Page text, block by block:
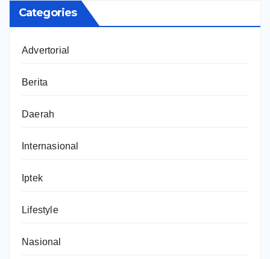
Categories
Advertorial
Berita
Daerah
Internasional
Iptek
Lifestyle
Nasional